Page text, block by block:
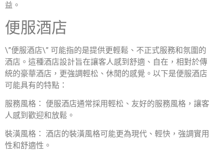
益。
便服酒店
\”便服酒店\” 可能指的是提供更輕鬆、不正式服務和氛圍的
酒店。這種酒店設計旨在讓客人感到舒適、自在，相對於傳
統的豪華酒店，更強調輕松、休閒的感覺。以下是便服酒店
可能具有的特點：
服務風格： 便服酒店通常採用輕松、友好的服務風格，讓客
人感到歡迎和放鬆。
裝潢風格： 酒店的裝潢風格可能更為現代、輕快，強調實用
性和舒適性。